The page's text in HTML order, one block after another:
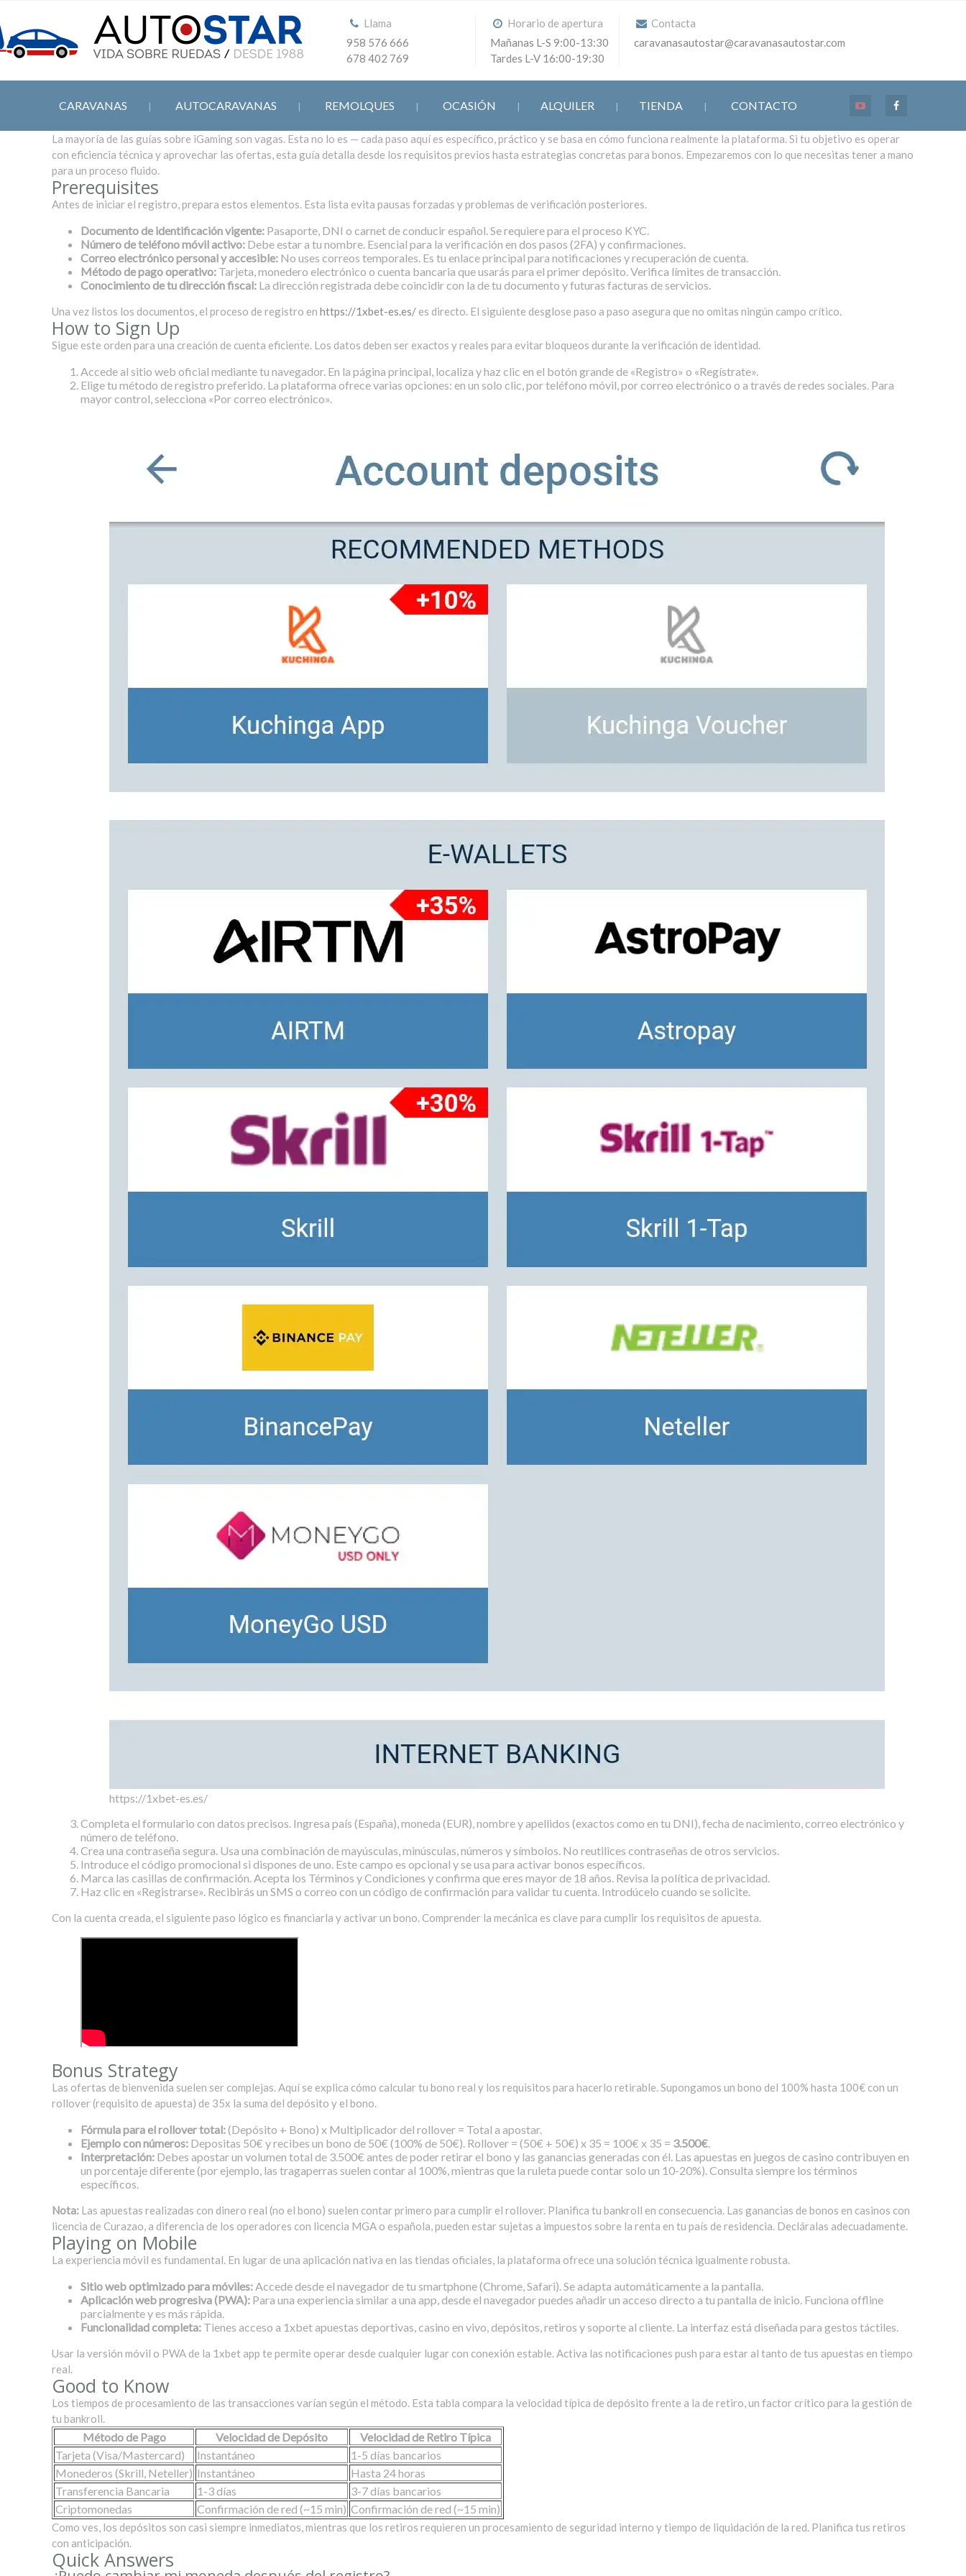
Llama
958 576 666
678 402 769
Horario de apertura
Mañanas L-S 9:00-13:30
Tardes L-V 16:00-19:30
Contacta
caravanasautostar@caravanasautostar.com
CARAVANAS AUTOCARAVANAS REMOLQUES OCASIÓN ALQUILER TIENDA CONTACTO
La mayoría de las guías sobre iGaming son vagas. Esta no lo es — cada paso aquí es específico, práctico y se basa en cómo funciona realmente la plataforma. Si tu objetivo es operar
con eficiencia técnica y aprovechar las ofertas, esta guía detalla desde los requisitos previos hasta estrategias concretas para bonos. Empezaremos con lo que necesitas tener a mano
para un proceso fluido.
Prerequisites
Antes de iniciar el registro, prepara estos elementos. Esta lista evita pausas forzadas y problemas de verificación posteriores.
Documento de identificación vigente: Pasaporte, DNI o carnet de conducir español. Se requiere para el proceso KYC.
Número de teléfono móvil activo: Debe estar a tu nombre. Esencial para la verificación en dos pasos (2FA) y confirmaciones.
Correo electrónico personal y accesible: No uses correos temporales. Es tu enlace principal para notificaciones y recuperación de cuenta.
Método de pago operativo: Tarjeta, monedero electrónico o cuenta bancaria que usarás para el primer depósito. Verifica límites de transacción.
Conocimiento de tu dirección fiscal: La dirección registrada debe coincidir con la de tu documento y futuras facturas de servicios.
Una vez listos los documentos, el proceso de registro en https://1xbet-es.es/ es directo. El siguiente desglose paso a paso asegura que no omitas ningún campo crítico.
How to Sign Up
Sigue este orden para una creación de cuenta eficiente. Los datos deben ser exactos y reales para evitar bloqueos durante la verificación de identidad.
Accede al sitio web oficial mediante tu navegador. En la página principal, localiza y haz clic en el botón grande de «Registro» o «Regístrate».
Elige tu método de registro preferido. La plataforma ofrece varias opciones: en un solo clic, por teléfono móvil, por correo electrónico o a través de redes sociales. Para
mayor control, selecciona «Por correo electrónico».
https://1xbet-es.es/
Completa el formulario con datos precisos. Ingresa país (España), moneda (EUR), nombre y apellidos (exactos como en tu DNI), fecha de nacimiento, correo electrónico y
número de teléfono.
Crea una contraseña segura. Usa una combinación de mayúsculas, minúsculas, números y símbolos. No reutilices contraseñas de otros servicios.
Introduce el código promocional si dispones de uno. Este campo es opcional y se usa para activar bonos específicos.
Marca las casillas de confirmación. Acepta los Términos y Condiciones y confirma que eres mayor de 18 años. Revisa la política de privacidad.
Haz clic en «Registrarse». Recibirás un SMS o correo con un código de confirmación para validar tu cuenta. Introdúcelo cuando se solicite.
Con la cuenta creada, el siguiente paso lógico es financiarla y activar un bono. Comprender la mecánica es clave para cumplir los requisitos de apuesta.
Bonus Strategy
Las ofertas de bienvenida suelen ser complejas. Aquí se explica cómo calcular tu bono real y los requisitos para hacerlo retirable. Supongamos un bono del 100% hasta 100€ con un
rollover (requisito de apuesta) de 35x la suma del depósito y el bono.
Fórmula para el rollover total:(Depósito + Bono) x Multiplicador del rollover = Total a apostar.
Ejemplo con números: Depositas 50€ y recibes un bono de 50€ (100% de 50€). Rollover = (50€ + 50€) x 35 = 100€ x 35 = 3.500€.
Interpretación: Debes apostar un volumen total de 3.500€ antes de poder retirar el bono y las ganancias generadas con él. Las apuestas en juegos de casino contribuyen en
un porcentaje diferente (por ejemplo, las tragaperras suelen contar al 100%, mientras que la ruleta puede contar solo un 10-20%). Consulta siempre los términos
específicos.
Nota: Las apuestas realizadas con dinero real (no el bono) suelen contar primero para cumplir el rollover. Planifica tu bankroll en consecuencia. Las ganancias de bonos en casinos con
licencia de Curazao, a diferencia de los operadores con licencia MGA o española, pueden estar sujetas a impuestos sobre la renta en tu país de residencia. Decláralas adecuadamente.
Playing on Mobile
La experiencia móvil es fundamental. En lugar de una aplicación nativa en las tiendas oficiales, la plataforma ofrece una solución técnica igualmente robusta.
Sitio web optimizado para móviles:Accede desde el navegador de tu smartphone (Chrome, Safari). Se adapta automáticamente a la pantalla.
Aplicación web progresiva (PWA): Para una experiencia similar a una app, desde el navegador puedes añadir un acceso directo a tu pantalla de inicio. Funciona offline
parcialmente y es más rápida.
Funcionalidad completa: Tienes acceso a 1xbet apuestas deportivas, casino en vivo, depósitos, retiros y soporte al cliente. La interfaz está diseñada para gestos táctiles.
Usar la versión móvil o PWA de la 1xbet app te permite operar desde cualquier lugar con conexión estable. Activa las notificaciones push para estar al tanto de tus apuestas en tiempo
real.
Good to Know
Los tiempos de procesamiento de las transacciones varían según el método. Esta tabla compara la velocidad típica de depósito frente a la de retiro, un factor crítico para la gestión de
tu bankroll.
Método de Pago Velocidad de Depósito
Velocidad de Retiro Típica
Tarjeta (Visa/Mastercard)
Instantáneo
1-5 días bancarios
Monederos (Skrill, Neteller) Instantáneo
Hasta 24 horas
Transferencia Bancaria
1-3 días
3-7 días bancarios
Criptomonedas
Confirmación de red (~15 min) Confirmación de red (~15 min)
Como ves, los depósitos son casi siempre inmediatos, mientras que los retiros requieren un procesamiento de seguridad interno y tiempo de liquidación de la red. Planifica tus retiros
con anticipación.
Quick Answers